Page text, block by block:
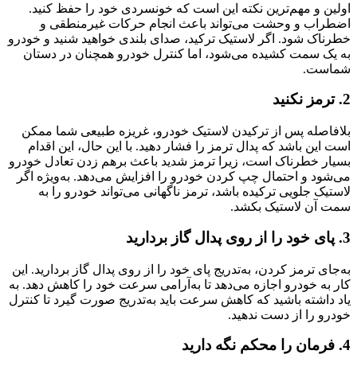
اولین و مهم‌ترین نکته این است که خونسردی خود را حفظ کنید.
اضطراب و وحشت می‌تواند باعث انجام حرکات غیرمنطقی و
خطرناک شود. اگر لاستیک ترکید، صدای بلندی خواهید شنید و خودرو
به یک سمت کشیده می‌شود، اما کنترل خودرو همچنان در دستان
شماست.
2. ترمز نکنید
بلافاصله پس از ترکیدن لاستیک خودرو، غریزه طبیعی شما ممکن
است این باشد که پدال ترمز را فشار دهید. با این حال، این اقدام
بسیار خطرناک است، زیرا ترمز شدید باعث برهم زدن تعادل خودرو
می‌شود و احتمال چپ کردن خودرو را افزایش می‌دهد. به‌ویژه اگر
لاستیک جلویی ترکیده باشد، ترمز ناگهانی می‌تواند خودرو را به
سمت آن لاستیک بکشد.
3. پای خود را از روی پدال گاز بردارید
به‌جای ترمز کردن، به‌تدریج پای خود را از روی پدال گاز بردارید. این
کار به خودرو اجازه می‌دهد تا به‌آرامی سرعت خود را کاهش دهد. به
یاد داشته باشید که کاهش سرعت باید به‌تدریج صورت گیرد تا کنترل
خودرو را از دست ندهید.
4. فرمان را محکم نگه دارید